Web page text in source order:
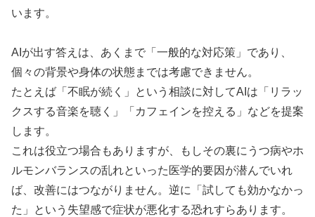
います。
AIが出す答えは、あくまで「一般的な対応策」であり、
個々の背景や身体の状態までは考慮できません。
たとえば「不眠が続く」という相談に対してAIは「リラッ
クスする音楽を聴く」「カフェインを控える」などを提案
します。
これは役立つ場合もありますが、もしその裏にうつ病やホ
ルモンバランスの乱れといった医学的要因が潜んでいれ
ば、改善にはつながりません。逆に「試しても効かなかっ
た」という失望感で症状が悪化する恐れすらあります。